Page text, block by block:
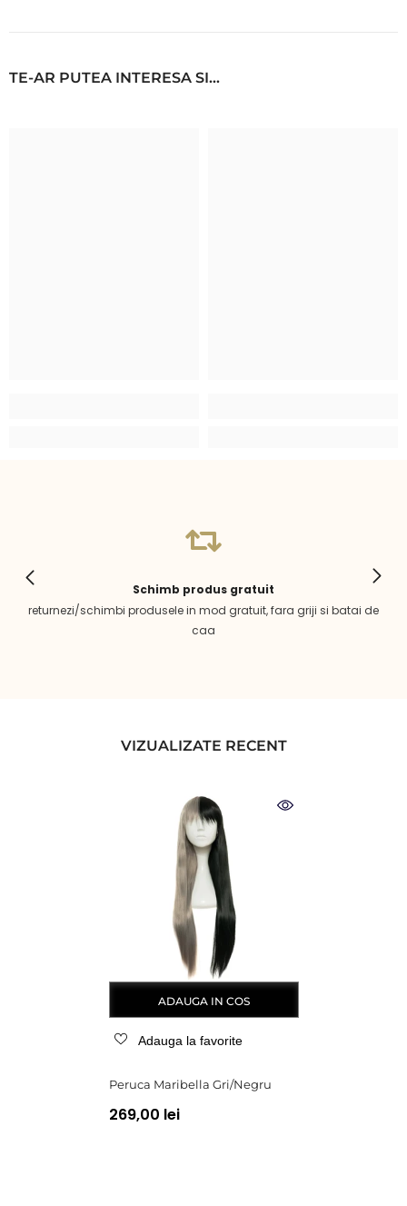
TE-AR PUTEA INTERESA SI...
Schimb produs gratuit
returnezi/schimbi produsele in mod gratuit, fara griji si batai de
caa
VIZUALIZATE RECENT
ADAUGA IN COS
Adauga la favorite
Peruca Maribella Gri/Negru
269,00 lei